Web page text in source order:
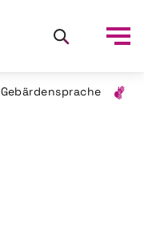
Gebärdensprache